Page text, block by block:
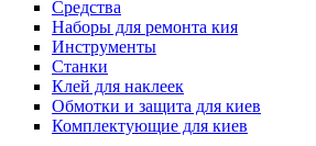
Средства
Наборы для ремонта кия
Инструменты
Станки
Клей для наклеек
Обмотки и защита для киев
Комплектующие для киев